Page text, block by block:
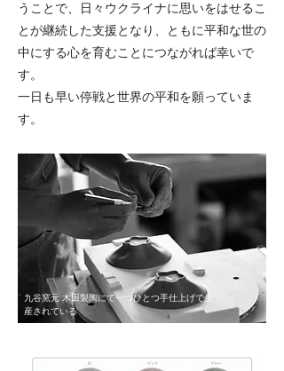
うことで、日々ウクライナに思いをはせるこ
とが継続した支援となり、ともに平和な世の
中にする心を育むことにつながれば幸いで
す。
一日も早い停戦と世界の平和を願っていま
す。
九谷窯元 木田製陶にて一つひとつ手仕上げで生
産されている